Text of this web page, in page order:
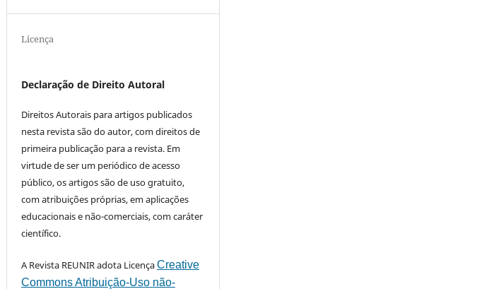
Licença
Declaração de Direito Autoral
Direitos Autorais para artigos publicados
nesta revista são do autor, com direitos de
primeira publicação para a revista. Em
virtude de ser um periódico de acesso
público, os artigos são de uso gratuito,
com atribuições próprias, em aplicações
educacionais e não-comerciais, com caráter
científico.
A Revista REUNIR adota LicençaCreative
Commons Atribuição-Uso não-